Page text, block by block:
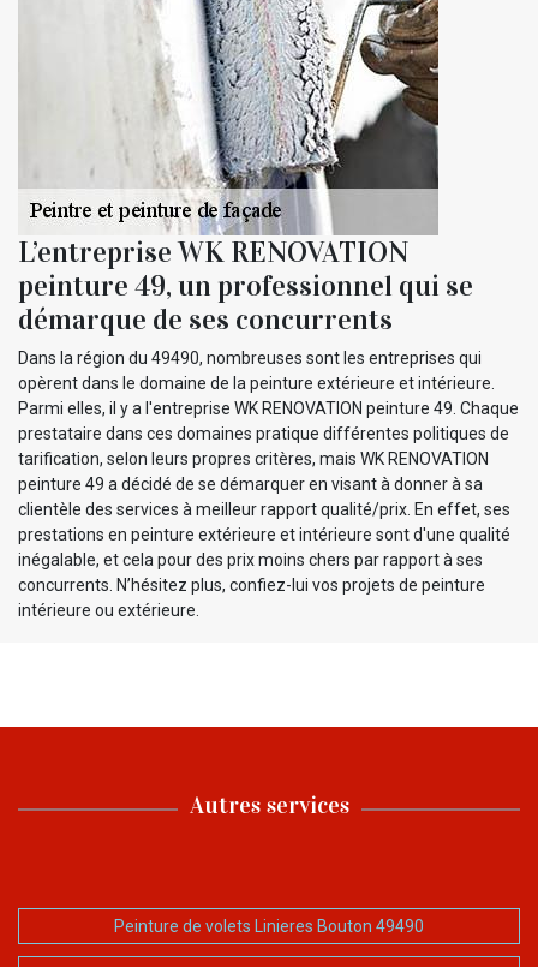
L’entreprise WK RENOVATION
peinture 49, un professionnel qui se
démarque de ses concurrents
Dans la région du 49490, nombreuses sont les entreprises qui
opèrent dans le domaine de la peinture extérieure et intérieure.
Parmi elles, il y a l'entreprise WK RENOVATION peinture 49. Chaque
prestataire dans ces domaines pratique différentes politiques de
tarification, selon leurs propres critères, mais WK RENOVATION
peinture 49 a décidé de se démarquer en visant à donner à sa
clientèle des services à meilleur rapport qualité/prix. En effet, ses
prestations en peinture extérieure et intérieure sont d'une qualité
inégalable, et cela pour des prix moins chers par rapport à ses
concurrents. N’hésitez plus, confiez-lui vos projets de peinture
intérieure ou extérieure.
Autres services
Peinture de volets Linieres Bouton 49490